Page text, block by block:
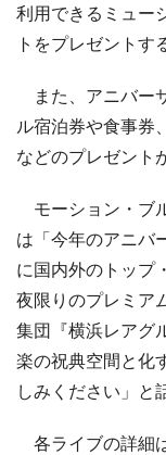
利用できるミュー
トをプレゼントす
また、アニバー
ル宿泊券や食事券
などのプレゼント
モーション・ブ
は「今年のアニバ
に国内外のトップ
夜限りのプレミア
集団『横浜レアグ
楽の祝典空間と化
しみください」と
各ライブの詳細